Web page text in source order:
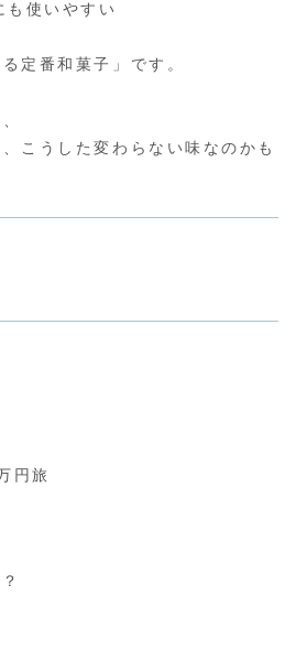
使いやすい
定番和菓子」です。
こうした変わらない味なのかも
円旅